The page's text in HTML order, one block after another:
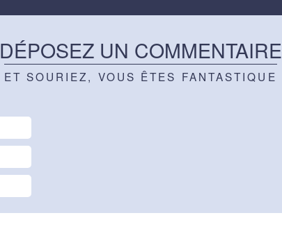
DÉPOSEZ UN COMMENTAIRE
ET SOURIEZ, VOUS ÊTES FANTASTIQUE